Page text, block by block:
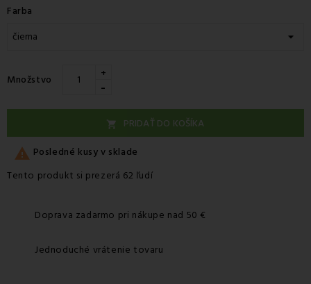
Farba
Množstvo +
-
 PRIDAŤ DO KOŠÍKA
 Posledné kusy v sklade
Tento produkt si prezerá 62 ľudí
Doprava zadarmo pri nákupe nad 50 €
Jednoduché vrátenie tovaru